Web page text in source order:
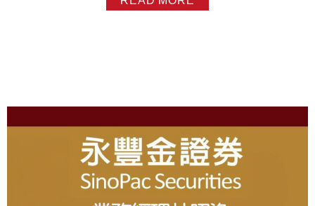
天 再來我們也是國內少數提供 台股與美...